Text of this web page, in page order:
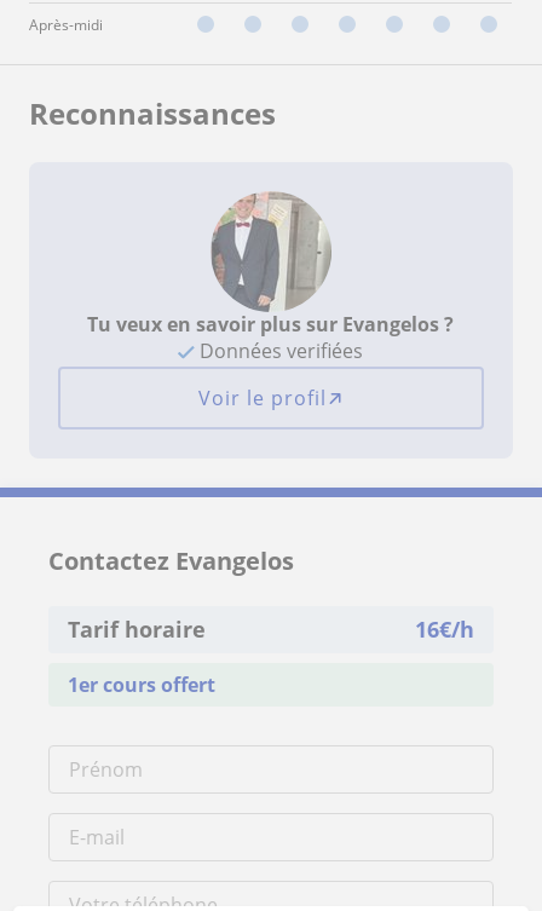
Après-midi
Reconnaissances
Tu veux en savoir plus sur Evangelos ?
Données verifiées
Voir le profil
Contactez Evangelos
Tarif horaire 16€/h
1er cours offert